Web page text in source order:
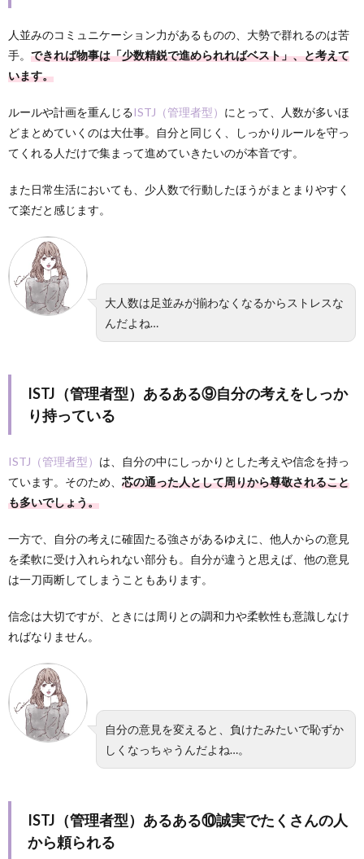
人並みのコミュニケーション力があるものの、大勢で群れるのは苦
手。 できれば物事は「少数精鋭で進められればベスト」、と考えて
います。
ルールや計画を重んじるISTJ（管理者型） にとって、人数が多いほ
どまとめていくのは大仕事。自分と同じく、しっかりルールを守っ
てくれる人だけで集まって進めていきたいのが本音です。
また日常生活においても、少人数で行動したほうがまとまりやすく
て楽だと感じます。
大人数は足並みが揃わなくなるからストレスな
んだよね…
ISTJ（管理者型）あるある⑨自分の考えをしっか
り持っている
ISTJ（管理者型） は、自分の中にしっかりとした考えや信念を持っ
ています。そのため、 芯の通った人として周りから尊敬されること
も多いでしょう。
一方で、自分の考えに確固たる強さがあるゆえに、他人からの意見
を柔軟に受け入れられない部分も。自分が違うと思えば、他の意見
は一刀両断してしまうこともあります。
信念は大切ですが、ときには周りとの調和力や柔軟性も意識しなけ
ればなりません。
自分の意見を変えると、負けたみたいで恥ずか
しくなっちゃうんだよね…。
ISTJ（管理者型）あるある⑩誠実でたくさんの人
から頼られる